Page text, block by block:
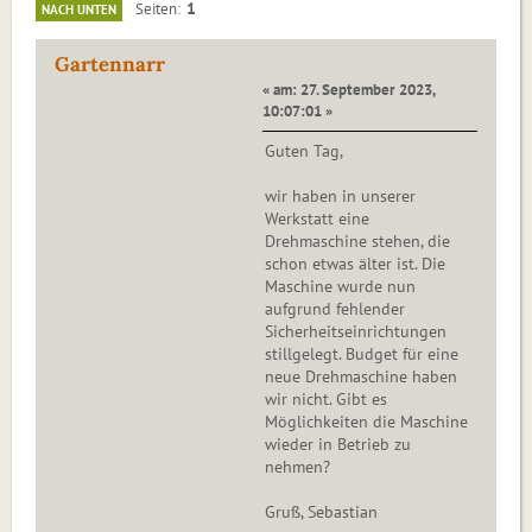
NACH UNTEN Seiten 1
Gartennarr
« am: 27. September 2023,
10:07:01 »
Guten Tag,
wir haben in unserer
Werkstatt eine
Drehmaschine stehen, die
schon etwas älter ist. Die
Maschine wurde nun
aufgrund fehlender
Sicherheitseinrichtungen
stillgelegt. Budget für eine
neue Drehmaschine haben
wir nicht. Gibt es
Möglichkeiten die Maschine
wieder in Betrieb zu
nehmen?
Gruß, Sebastian